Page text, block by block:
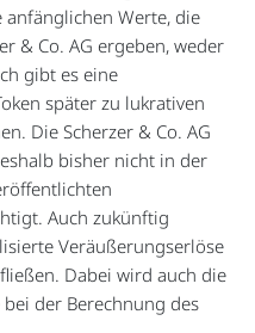
Werte, die
& Co. AG ergeben, weder
gibt es eine
später zu lukrativen
Die Scherzer & Co. AG
bisher nicht in der
Auch zukünftig
Veräußerungserlöse
Dabei wird auch die
der Berechnung des